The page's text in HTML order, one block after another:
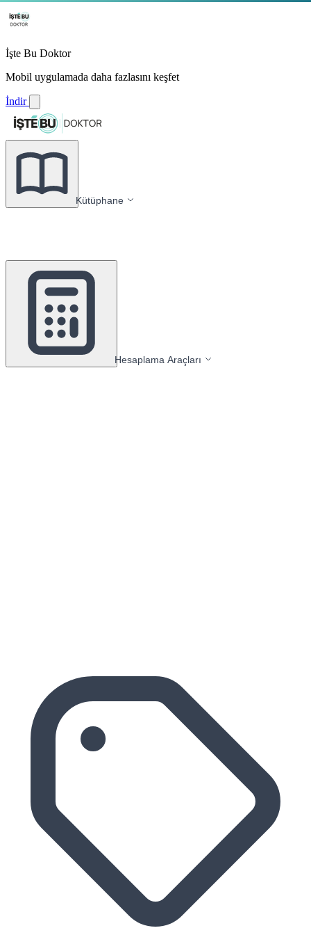
İşte Bu Doktor
Mobil uygulamada daha fazlasını keşfet
İndir
Kütüphane
Hesaplama Araçları